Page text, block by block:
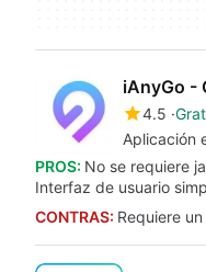
iAnyGo -
4.5
Aplicación
PROS: No se requiere
Interfaz de usuario
CONTRAS: Requiere